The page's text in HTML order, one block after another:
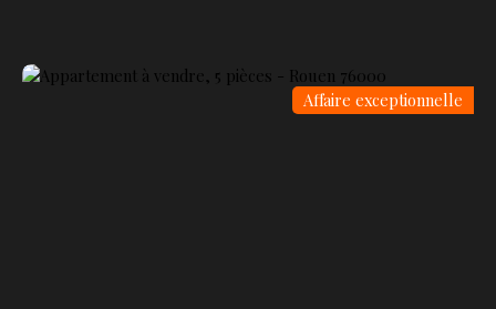
Affaire exceptionnelle